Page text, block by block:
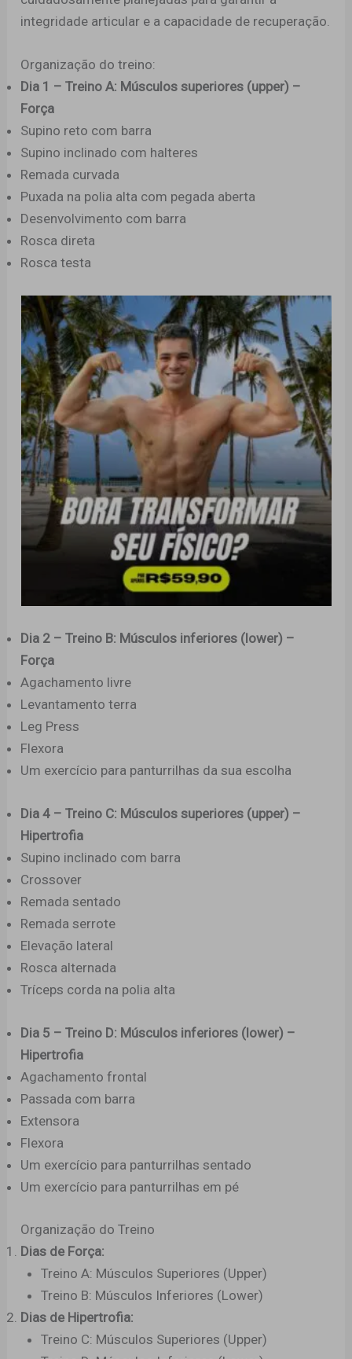
integridade articular e a capacidade de recuperação.
Organização do treino:
Dia 1 – Treino A: Músculos superiores (upper) –
Força
Supino reto com barra
Supino inclinado com halteres
Remada curvada
Puxada na polia alta com pegada aberta
Desenvolvimento com barra
Rosca direta
Rosca testa
Dia 2 – Treino B: Músculos inferiores (lower) –
Força
Agachamento livre
Levantamento terra
Leg Press
Flexora
Um exercício para panturrilhas da sua escolha
Dia 4 – Treino C: Músculos superiores (upper) –
Hipertrofia
Supino inclinado com barra
Crossover
Remada sentado
Remada serrote
Elevação lateral
Rosca alternada
Tríceps corda na polia alta
Dia 5 – Treino D: Músculos inferiores (lower) –
Hipertrofia
Agachamento frontal
Passada com barra
Extensora
Flexora
Um exercício para panturrilhas sentado
Um exercício para panturrilhas em pé
Organização do Treino
Dias de Força:
Treino A: Músculos Superiores (Upper)
Treino B: Músculos Inferiores (Lower)
Dias de Hipertrofia:
Treino C: Músculos Superiores (Upper)